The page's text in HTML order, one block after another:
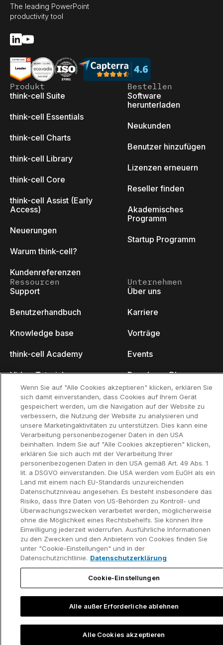
The leading PowerPoint
productivity tool
Produkt
think-cell Suite
think-cell Essentials
think-cell Charts
think-cell Library
think-cell Core
think-cell Assist (Early
Access)
Neuerungen
Warum think-cell?
Kundenreferenzen
Bestellen
Software
herunterladen
Neukunden
Benutzer hinzufügen
Lizenzen erneuern
Reseller finden
Akademisches
Programm
Startup Programm
Ressourcen
Support
Benutzerhandbuch
Knowledge base
think-cell Academy
Video-Tutorials
Content Hub
Webinare
Unternehmen
Über uns
Karriere
Vorträge
Events
Developer Blog
Kontakt
©2002-2026 think-cell Software GmbH
Datenschutzerklär
ung
Kontaktinformationen und rechtlicher
Hinweis
Wenn Sie auf "Alle Cookies akzeptieren" klicken, erklären Sie
sich damit einverstanden, dass Cookies auf Ihrem Gerät
gespeichert werden, um die Navigation auf der Website zu
verbessern, die Nutzung der Website zu analysieren und
unsere Marketingaktivitäten zu unterstützen. Dies kann eine
Verarbeitung personenbezogener Daten in den USA
beinhalten. Indem Sie auf "Alle Cookies akzeptieren" klicken,
erklären Sie sich auch mit der Verarbeitung Ihrer
personenbezogenen Daten in den USA gemäß Art. 49 Abs. 1
lit. a DSGVO einverstanden. Die USA werden vom EuGH als ein
Land mit einem nach EU-Standards unzureichenden
Datenschutzniveau angesehen. Es besteht insbesondere das
Risiko, dass Ihre Daten von US-Behörden zu Kontroll- und
Überwachungszwecken verarbeitet werden, möglicherweise
ohne die Möglichkeit eines Rechtsbehelfs. Sie können Ihre
Einwilligung jederzeit widerrufen. Ausführliche Informationen
zu den Zwecken und den Anbietern von Cookies finden Sie
unter "Cookie-Einstellungen" und in der
Datenschutzrichtlinie. Datenschutzerklärung
Cookie-Einstellungen
Alle außer Erforderliche ablehnen
Alle Cookies akzeptieren